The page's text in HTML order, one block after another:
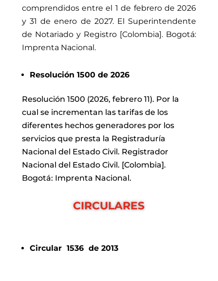
comprendidos entre el 1 de febrero de 2026
y 31 de enero de 2027. El Superintendente
de Notariado y Registro [Colombia]. Bogotá:
Imprenta Nacional.
Resolución 1500 de 2026
Resolución 1500 (2026, febrero 11). Por la
cual se incrementan las tarifas de los
diferentes hechos generadores por los
servicios que presta la Registraduría
Nacional del Estado Civil. Registrador
Nacional del Estado Civil. [Colombia].
Bogotá: Imprenta Nacional.
CIRCULARES
Circular 1536 de 2013